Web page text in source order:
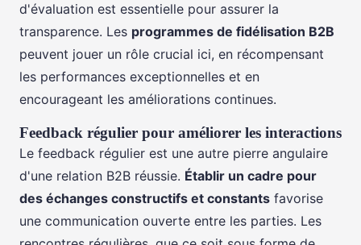
d'évaluation est essentielle pour assurer la
transparence. Les programmes de fidélisation B2B
peuvent jouer un rôle crucial ici, en récompensant
les performances exceptionnelles et en
encourageant les améliorations continues.
Feedback régulier pour améliorer les interactions
Le feedback régulier est une autre pierre angulaire
d'une relation B2B réussie. Établir un cadre pour
des échanges constructifs et constants favorise
une communication ouverte entre les parties. Les